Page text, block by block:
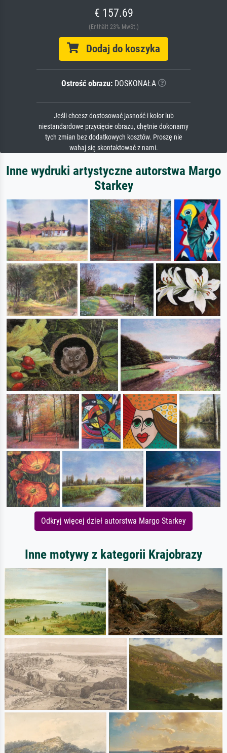
€ 157.69
(Enthält 23% MwSt.)
Dodaj do koszyka
Ostrość obrazu:DOSKONAŁA
Jeśli chcesz dostosować jasność i kolor lub
niestandardowe przycięcie obrazu, chętnie dokonamy
tych zmian bez dodatkowych kosztów. Proszę nie
wahaj się skontaktować z nami.
Inne wydruki artystyczne autorstwa Margo
Starkey
Odkryj więcej dzieł autorstwa Margo Starkey
Inne motywy z kategorii Krajobrazy